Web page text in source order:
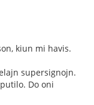
kiun mi havis.
supersignojn.
Do oni